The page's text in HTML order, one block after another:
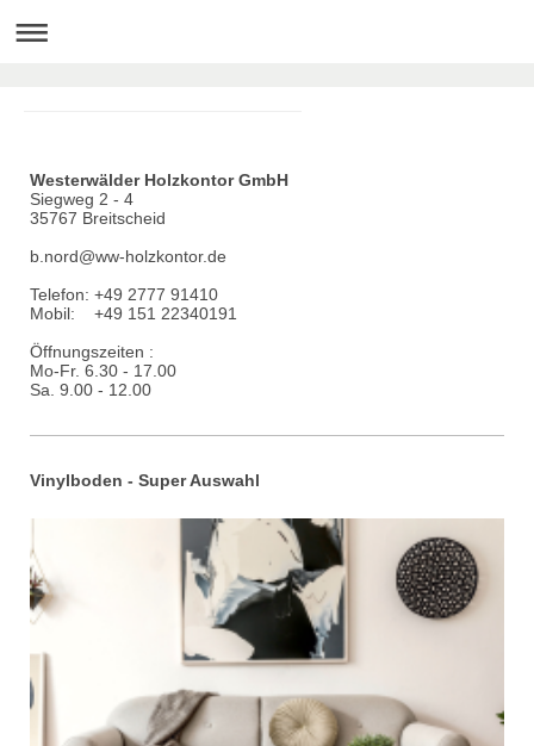
Westerwälder Holzkontor GmbH
Siegweg 2 - 4
35767 Breitscheid
b.nord@ww-holzkontor.de
Telefon: +49 2777 91410
Mobil: +49 151 22340191
Öffnungszeiten :
Mo-Fr. 6.30 - 17.00
Sa. 9.00 - 12.00
Vinylboden - Super Auswahl